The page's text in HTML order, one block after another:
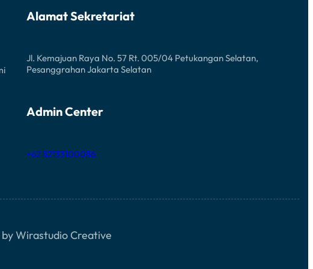
Alamat Sekretariat
Jl. Kemajuan Raya No. 57 Rt. 005/04 Petukangan Selatan,
Pesanggrahan Jakarta Selatan
Admin Center
+62 82133100086
Wirastudio Creative